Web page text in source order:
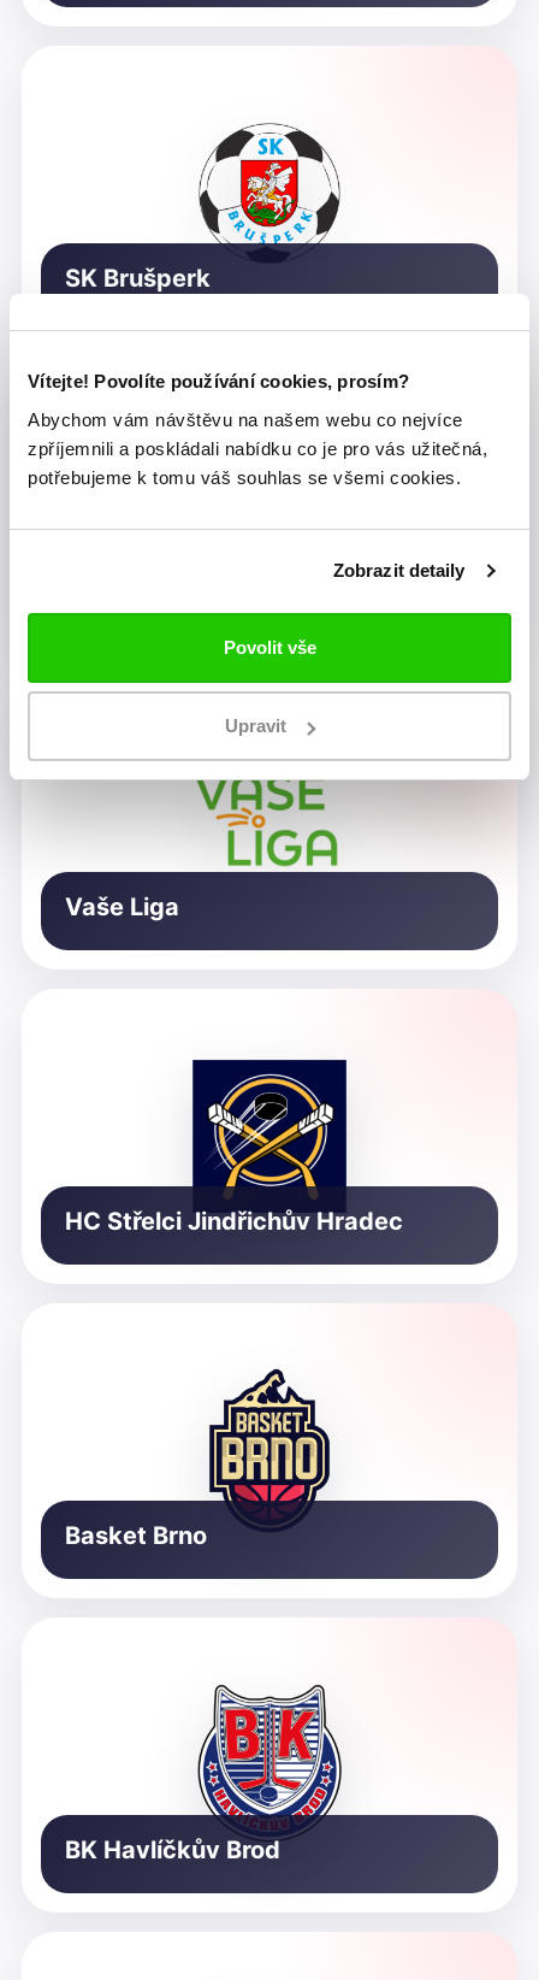
Vítejte! Povolíte používání cookies, prosím?
Abychom vám návštěvu na našem webu co nejvíce
zpříjemnili a poskládali nabídku co je pro vás užitečná,
potřebujeme k tomu váš souhlas se všemi cookies.
Zobrazit detaily
Povolit vše
Upravit
SK Brušperk
Vaše Liga
HC Střelci Jindřichův Hradec
Basket Brno
BK Havlíčkův Brod